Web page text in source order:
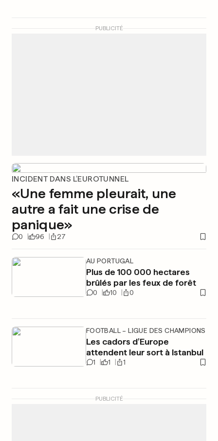
PUBLICITÉ
INCIDENT DANS L’EUROTUNNEL
«Une femme pleurait, une
autre a fait une crise de
panique»
0 96 27
AU PORTUGAL
Plus de 100 000 hectares
brûlés par les feux de forêt
0 10 0
FOOTBALL – LIGUE DES CHAMPIONS
Les cadors d’Europe
attendent leur sort à Istanbul
1 1 1
PUBLICITÉ